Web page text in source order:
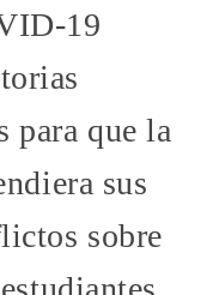
19
para que la
sus
sobre